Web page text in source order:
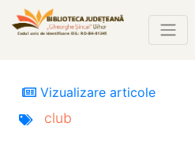
Vizualizare articole
club